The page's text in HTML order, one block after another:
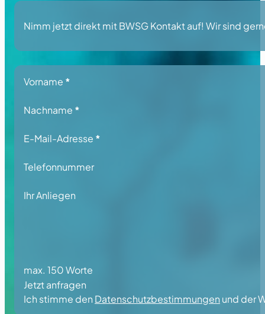
Nimm jetzt direkt mit BWSG Kontakt auf! Wir sind
Section
Vorname *
Nachname *
E-Mail-Adresse *
Telefonnummer
Ihr Anliegen
max. 150 Worte
Jetzt anfragen
Ich stimme den Datenschutzbestimmungen und der